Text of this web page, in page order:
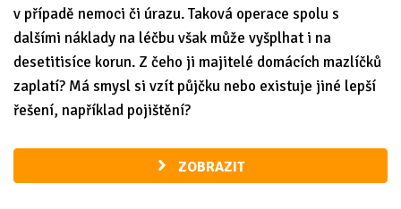
v případě nemoci či úrazu. Taková operace spolu s
dalšími náklady na léčbu však může vyšplhat i na
desetitisíce korun. Z čeho ji majitelé domácích mazlíčků
zaplatí? Má smysl si vzít půjčku nebo existuje jiné lepší
řešení, například pojištění?
ZOBRAZIT